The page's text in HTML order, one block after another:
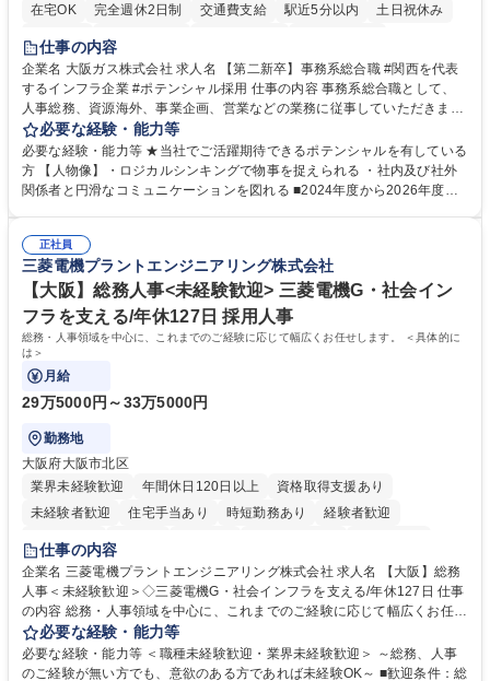
在宅OK 完全週休2日制 交通費支給 駅近5分以内
土日祝休み
服装自由
第二新卒歓迎
仕事の内容
企業名 大阪ガス株式会社 求人名 【第二新卒】事務系総合職 #関西を代表
するインフラ企業 #ポテンシャル採用 仕事の内容 事務系総合職として、
人事総務、資源海外、事業企画、営業などの業務に従事していただきま
す。 【業務内容の一例】■所属事業部の勤労業務 ■海外に関係する各種業
務 ■営業部門の企画スタッフ、ルート営業 【キャリアパス】入社後の配属
ポジションで一定期間ご活躍頂いた後、本人の適性及び将来のキャリアを
鑑みてジョブローテーションを行います。 【育成】OJTでの現場育成や研
表するインフラ企業 #ポテンシャル採用
必要な経験・能力等
必要な経験・能力等 ★当社でご活躍期待できるポテンシャルを有している
方 【人物像】・ロジカルシンキングで物事を捉えられる ・社内及び社外
関係者と円滑なコミュニケーションを図れる ■2024年度から2026年度ま
72.html ■エネルギーセキュリティの不安定化や気候変動による自然災害の
甚大化など、これまで以上に社会課題解決の重要性が高まっています。
「未来の日常」の創造に向けて持続可能な社会の実現に貢献してまいりま
す。 学歴・資格 学歴：大学院 大学 語学力： 資格：
正社員
三菱電機プラントエンジニアリング株式会社
【大阪】総務人事<未経験歓迎> 三菱電機G・社会イン
フラを支える/年休127日 採用人事
総務・人事領域を中心に、これまでのご経験に応じて幅広くお任せします。 ＜具体的に
は＞
月給
29万5000円～33万5000円
勤務地
大阪府大阪市北区
業界未経験歓迎
年間休日120日以上
資格取得支援あり
未経験者歓迎
住宅手当あり 時短勤務あり
経験者歓迎
退職金あり
駅近5分以内
土日祝休み 服装自由 寮・社宅あり 食事補助あり
仕事の内容
企業名 三菱電機プラントエンジニアリング株式会社 求人名 【大阪】総務
人事＜未経験歓迎＞◇三菱電機G・社会インフラを支える/年休127日 仕事
の内容 総務・人事領域を中心に、これまでのご経験に応じて幅広くお任せ
します。 ＜具体的には＞ ・総務/人事労務（給与・社保・勤怠管理など）
・採用・教育研修 ・福利厚生運用 など ※基本的には事務所勤務ですが、
採用や教育等の業務内容により、関西圏以外への日帰り・宿泊を伴う国内
必要な経験・能力等
必要な経験・能力等 ＜職種未経験歓迎・業界未経験歓迎＞ ～総務、人事
のご経験が無い方でも、意欲のある方であれば未経験OK～ ■歓迎条件：総